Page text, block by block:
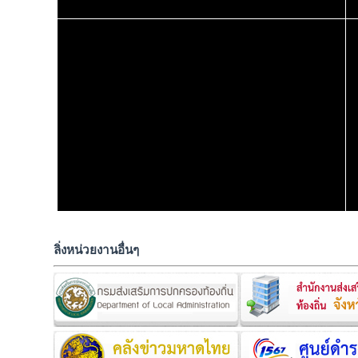
ลิ่งหน่วยงานอื่นๆ